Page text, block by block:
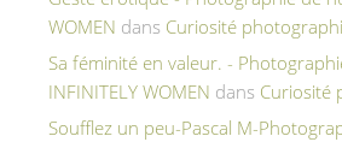
WOMEN dans Curiosité
Sa féminité en valeur. -
INFINITELY WOMEN dans Curiosité
Soufflez un peu-Pascal M-